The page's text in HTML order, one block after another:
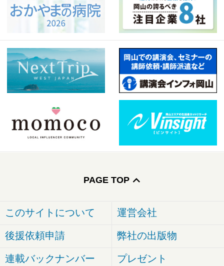
PAGE TOP
このサイトについて 運営会社
後援依頼申請 弊社の出版物
連載バックナンバー プレゼント